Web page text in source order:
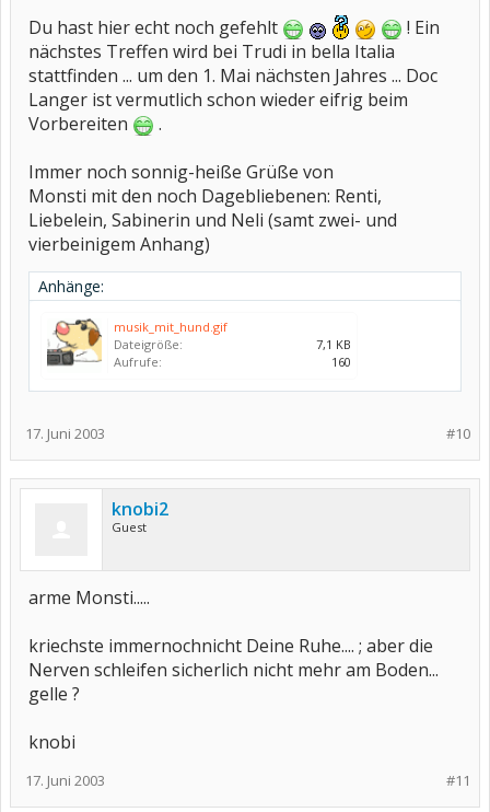
Du hast hier echt noch gefehlt
! Ein
nächstes Treffen wird bei Trudi in bella Italia
stattfinden ... um den 1. Mai nächsten Jahres ... Doc
Langer ist vermutlich schon wieder eifrig beim
Vorbereiten
.
Immer noch sonnig-heiße Grüße von
Monsti mit den noch Dagebliebenen: Renti,
Liebelein, Sabinerin und Neli (samt zwei- und
vierbeinigem Anhang)
Anhänge:
musik_mit_hund.gif
Dateigröße:
7,1 KB
Aufrufe:
160
#10
17. Juni 2003
knobi2
Guest
arme Monsti.....
kriechste immernochnicht Deine Ruhe.... ; aber die
Nerven schleifen sicherlich nicht mehr am Boden...
gelle ?
knobi
#11
17. Juni 2003